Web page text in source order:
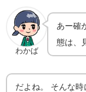
わかば
あー確
態は、
だよね。 そんな